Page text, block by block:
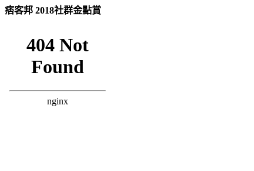
痞客邦 2018社群金點賞